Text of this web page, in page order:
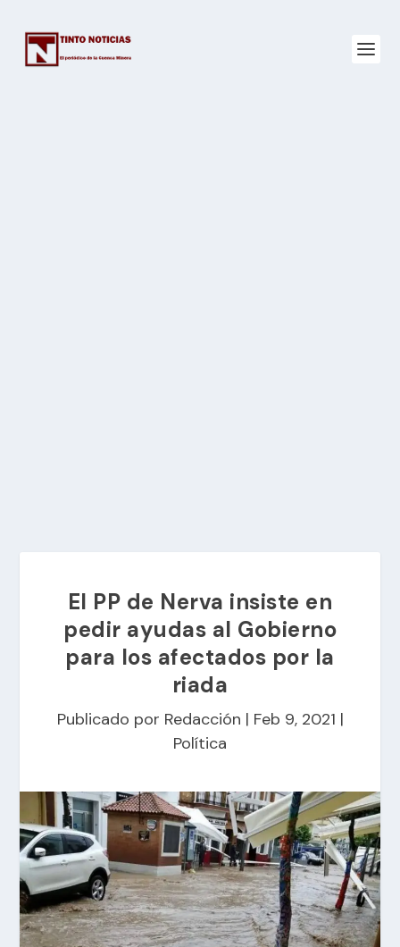
El PP de Nerva insiste en
pedir ayudas al Gobierno
para los afectados por la
riada
Publicado por Redacción | Feb 9, 2021 |
Política